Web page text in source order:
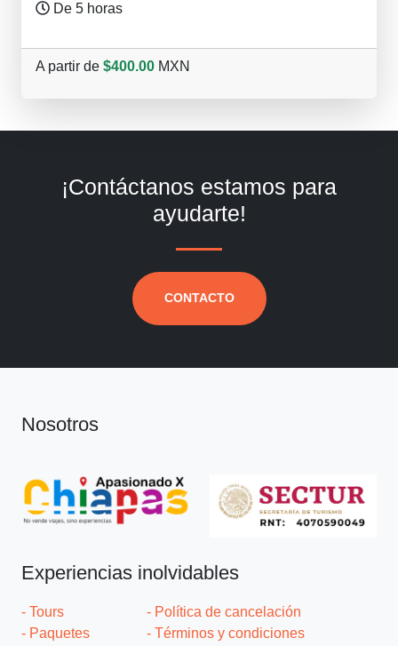
De 5 horas
A partir de $400.00 MXN
¡Contáctanos estamos para
ayudarte!
CONTACTO
Nosotros
Experiencias inolvidables
- Tours
- Paquetes
- Política de cancelación
- Términos y condiciones